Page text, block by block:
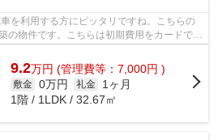
を利用する方にピッタリですね。こちらの
の物件です。こちらは初期費用をカードでお
スタッ...
9.2万円 (管理費等：7,000円 )
敷金 0万円 礼金
1ヶ月
1階 / 1LDK / 32.67㎡